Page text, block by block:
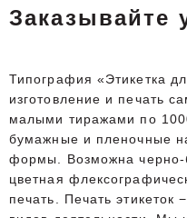
Заказывайте
Типография «Этикетка
изготовление и печать
малыми тиражами по
бумажные и пленочные
формы. Возможна черно-
цветная
печать. Печать